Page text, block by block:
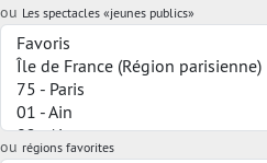
ou Les spectacles «jeunes publics»
ou régions favorites